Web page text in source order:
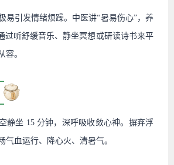
易引发情绪烦躁。中医讲“暑易伤心”，养
过听舒缓音乐、静坐冥想或研读诗书来平
容。
静坐 15 分钟，深呼吸收敛心神。摒弃浮
气血运行、降心火、清暑气。